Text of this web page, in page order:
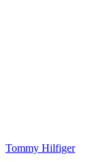
Tommy Hilfiger